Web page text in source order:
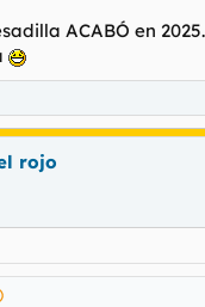
ACABÓ en 2025.
rojo